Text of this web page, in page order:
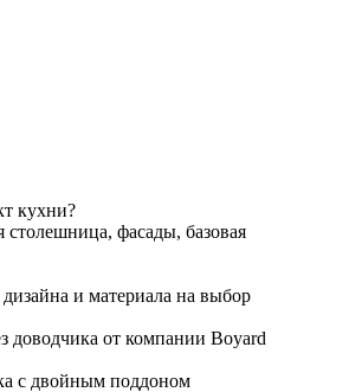
кухни?
столешница, фасады, базовая
и материала на выбор
доводчика от компании Boyard
с двойным поддоном